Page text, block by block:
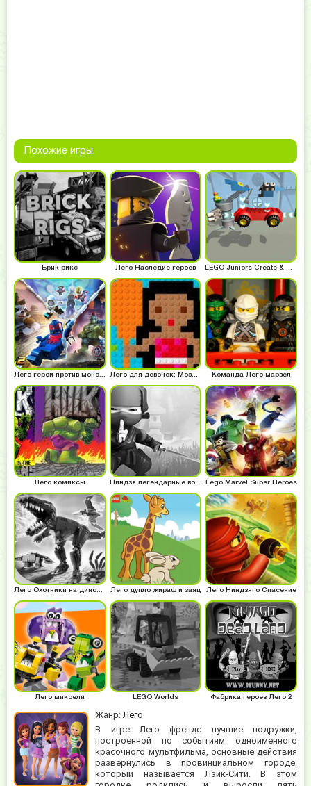
Жанр:Лего
В игре Лего френдс лучшие подружки,
построенной по событиям одноименного
красочного мультфильма, основные действия
развернулись в провинциальном городе,
который называется Лэйк-Сити. В этом
Похожие игры
Брик рикс Лего Наследие героев
Лего герои против монстров Лего для девочек: Мозаика Команда Лего марвел
Лего комиксы Ниндзя легендарные воины Lego Marvel Super Heroes
Лего дупло жираф и заяц Лего Ниндзяго Спасение
Лего миксели LEGO Worlds Фабрика героев Лего 2